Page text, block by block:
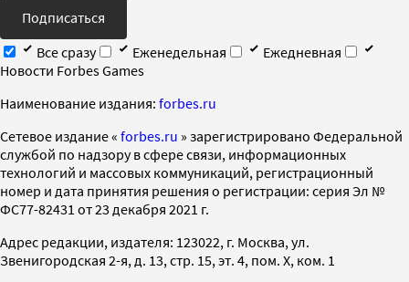
Подписаться
Все сразу
Еженедельная
Ежедневная
Новости Forbes Games
Наименование издания: forbes.ru
Cетевое издание « forbes.ru » зарегистрировано Федеральной
службой по надзору в сфере связи, информационных
технологий и массовых коммуникаций, регистрационный
номер и дата принятия решения о регистрации: серия Эл №
ФС77-82431 от 23 декабря 2021 г.
Адрес редакции, издателя: 123022, г. Москва, ул.
Звенигородская 2-я, д. 13, стр. 15, эт. 4, пом. X, ком. 1